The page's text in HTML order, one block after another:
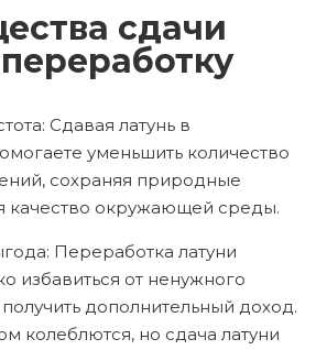
сдачи
Сдавая латунь в
уменьшить количество
сохраняя природные
качество окружающей среды.
Переработка латуни
избавиться от ненужного
дополнительный доход.
колеблются, но сдача латуни